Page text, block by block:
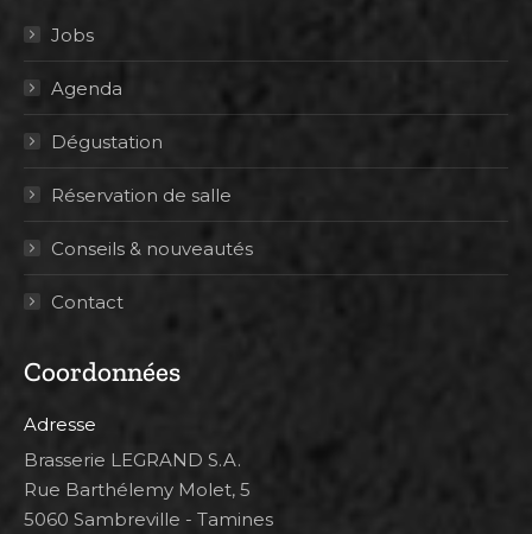
Jobs
Agenda
Dégustation
Réservation de salle
Conseils & nouveautés
Contact
Coordonnées
Adresse
Brasserie LEGRAND S.A.
Rue Barthélemy Molet, 5
5060 Sambreville - Tamines